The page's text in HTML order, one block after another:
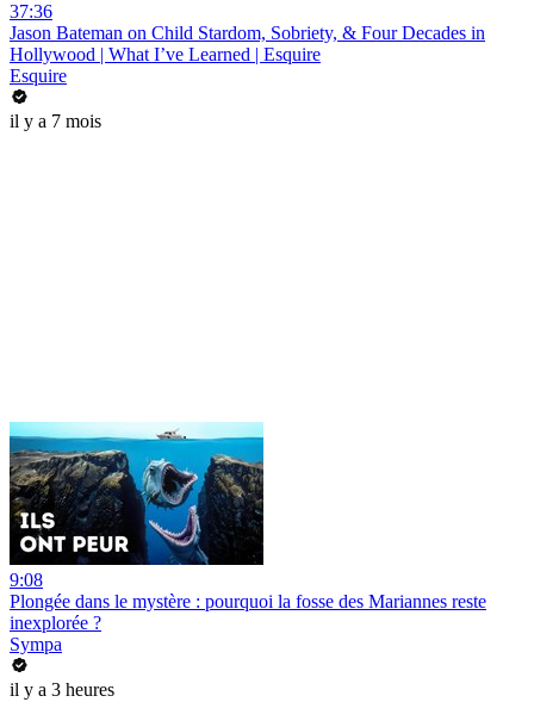
37:36
Jason Bateman on Child Stardom, Sobriety, & Four Decades in
Hollywood | What I’ve Learned | Esquire
Esquire
il y a 7 mois
9:08
Plongée dans le mystère : pourquoi la fosse des Mariannes reste
inexplorée ?
Sympa
il y a 3 heures